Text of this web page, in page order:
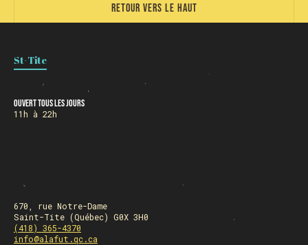
Retour vers le haut
St-Tite
Ouvert tous les jours
11h à 22h
670, rue Notre-Dame
Saint-Tite (Québec) G0X 3H0
(418) 365-4370
info@alafut.qc.ca